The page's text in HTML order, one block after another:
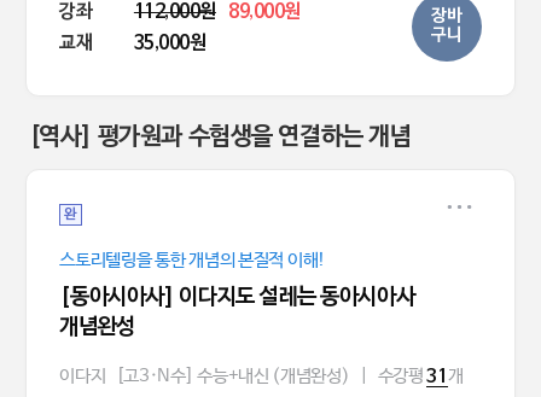
강좌 112,000원
89,000원
교재
35,000원
장바
구니
[역사] 평가원과 수험생을 연결하는 개념
완
스토리텔링을 통한 개념의 본질적 이해!
[동아시아사] 이다지도 설레는 동아시아사
개념완성
이다지 [고3·N수] 수능+내신 (개념완성) 수강평31 개